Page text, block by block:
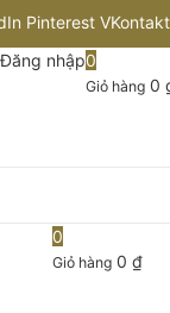
Pinterest
Github
Đăng nhập0
Giỏ hàng 0
0
Giỏ hàng 0 ₫